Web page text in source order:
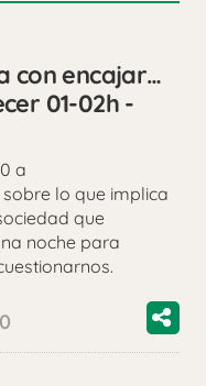
con encajar…
01-02h -
a
lo que implica
que
noche para